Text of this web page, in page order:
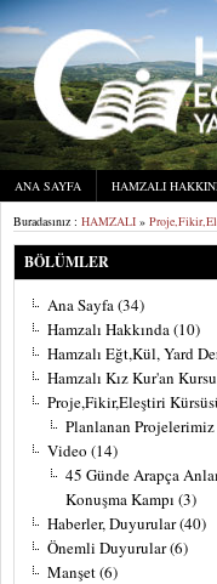
ANA SAYFA HAMZALI
Buradasınız : HAMZALI »
BÖLÜMLER
Ana Sayfa(34)
Hamzalı Hakkında(10)
Hamzalı Eğt,Kül, Yard
Hamzalı Kız Kur'an Kursu
Proje,Fikir,Eleştiri
Planlanan Projelerimiz
Video (14)
45 Günde Arapça
Konuşma Kampı (3)
Haberler, Duyurular(40)
Önemli Duyurular(6)
Manşet(6)